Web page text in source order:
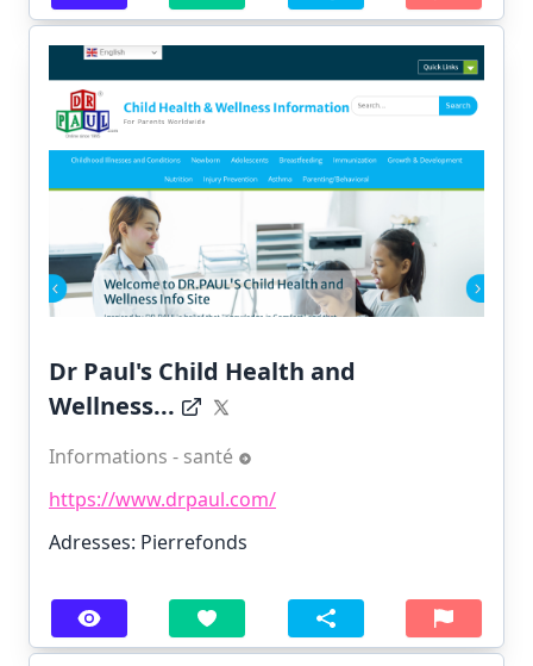
Dr Paul's Child Health and
Wellness...
Informations - santé
https://www.drpaul.com/
Adresses: Pierrefonds